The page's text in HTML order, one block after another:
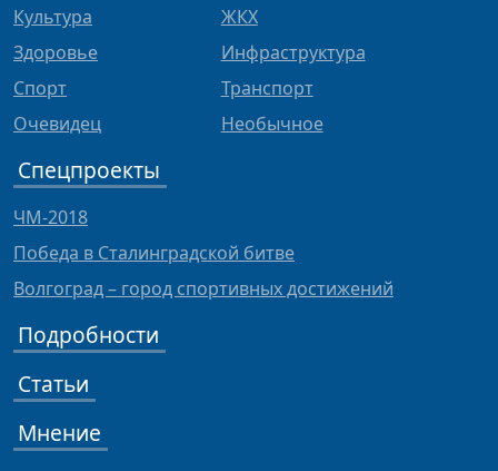
Культура
Здоровье
Спорт
Очевидец
ЖКХ
Инфраструктура
Транспорт
Необычное
Спецпроекты
ЧМ-2018
Победа в Сталинградской битве
Волгоград – город спортивных достижений
Подробности
Статьи
Мнение